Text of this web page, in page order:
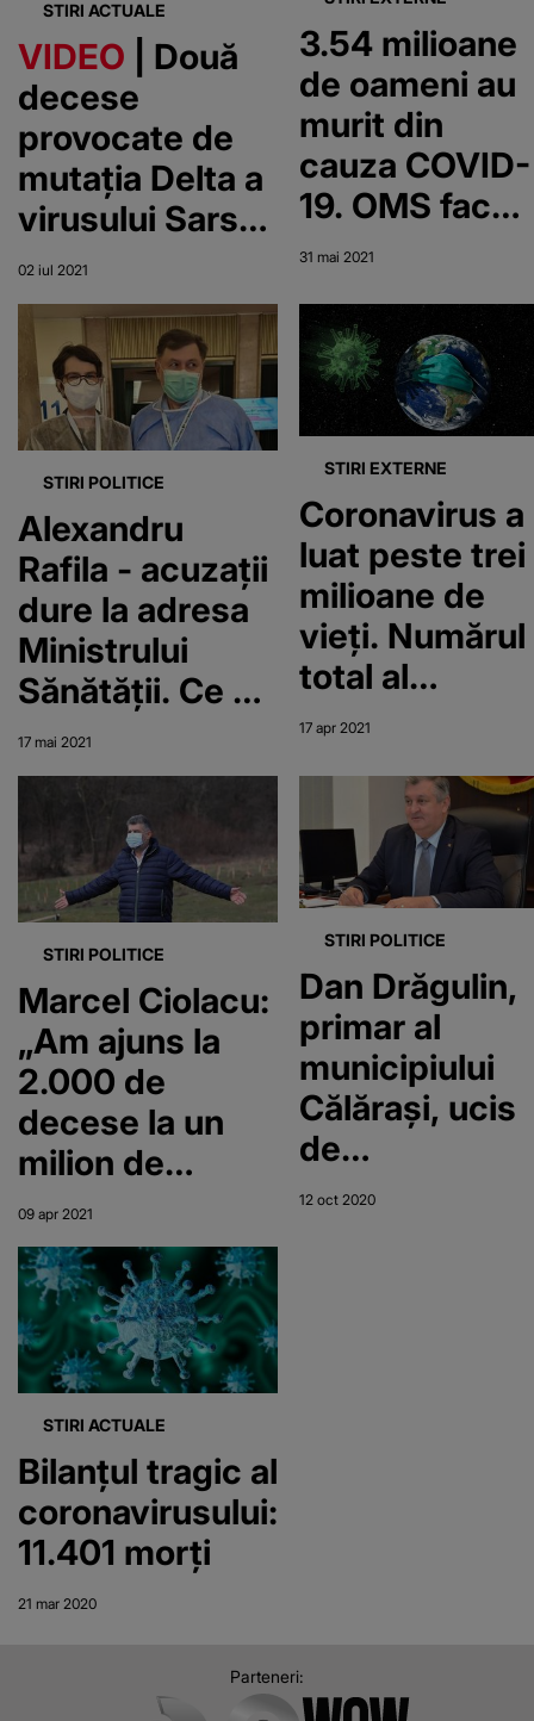
STIRI ACTUALE
VIDEO | Două
decese
provocate de
mutația Delta a
virusului Sars-
Cov-2, în
România
02 iul 2021
3.54 milioane
de oameni au
murit din
cauza COVID-
19. OMS face
anunțul
31 mai 2021
STIRI POLITICE
Alexandru
Rafila - acuzații
dure la adresa
Ministrului
Sănătății. Ce se
întâmplă cu
cifrele
deceselor
COVID-19
17 mai 2021
STIRI EXTERNE
Coronavirus a
luat peste trei
milioane de
vieți. Numărul
total al
contaminărilor
de milioane
17 apr 2021
STIRI POLITICE
Marcel Ciolacu:
„Am ajuns la
2.000 de
decese la un
milion de
locuitori.
Suntem pe
locul 10
mondial”
09 apr 2021
STIRI POLITICE
Dan Drăgulin,
primar al
municipiului
Călăraşi, ucis
de
coronavirus.
12 oct 2020
STIRI ACTUALE
Bilanțul tragic al
coronavirusului:
11.401 morți
21 mar 2020
Parteneri: